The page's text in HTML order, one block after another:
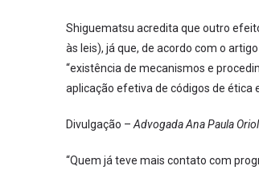
Shiguematsu acredita que outro
às leis), já que, de acordo com o
“existência de mecanismos e
aplicação efetiva de códigos de ética
Divulgação – Advogada Ana Paula
“Quem já teve mais contato com